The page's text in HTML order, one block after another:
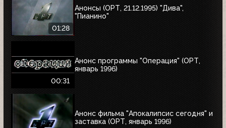
01:28
Анонсы (ОРТ, 21.12.1995) "Дива",
"Пианино"
00:31
Анонс программы "Операция" (ОРТ,
январь 1996)
Анонс фильма "Апокалипсис сегодня" и
заставка (ОРТ, январь 1996)